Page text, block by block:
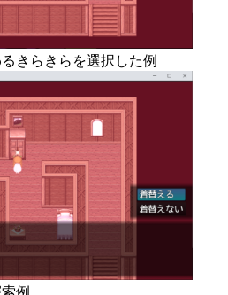
きらきらを選択した例
例